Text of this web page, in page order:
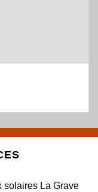
solaires La Grave